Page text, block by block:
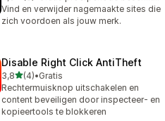
Vind en verwijder nagemaakte sites die
zich voordoen als jouw merk.
Disable Right Click AntiTheft
3,8van 5 sterren
(4)
4 recensies in totaal
•Gratis
Rechtermuisknop uitschakelen en
content beveiligen door inspecteer- en
kopieertools te blokkeren